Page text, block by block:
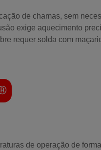
de chamas, sem
exige aquecimento
requer solda com
de operação de